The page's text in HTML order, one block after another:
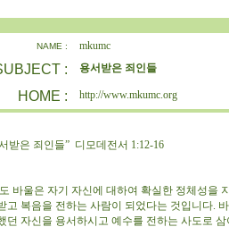
NAME : mkumc
: 용서받은 죄인들
HOME : http://www.mkumc.org
받은 죄인들” 디모데전서 1:12-16
바울은 자기 자신에 대하여 확실한 정체성을
고 복음을 전하는 사람이 되었다는 것입니다.
던 자신을 용서하시고 예수를 전하는 사도로